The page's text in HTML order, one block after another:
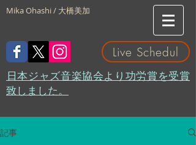
Mika Ohashi / 大橋美加
Live Schedul
​日本ジャズ音楽協会より功労賞を受賞
致しました。
記事